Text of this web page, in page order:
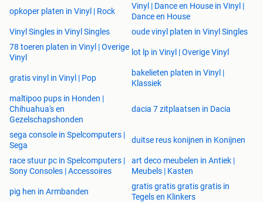
opkoper platen in Vinyl | Rock
Vinyl | Dance en House in Vinyl |
Dance en House
Vinyl Singles in Vinyl Singles
oude vinyl platen in Vinyl Singles
78 toeren platen in Vinyl | Overige
Vinyl
lot lp in Vinyl | Overige Vinyl
gratis vinyl in Vinyl | Pop
bakelieten platen in Vinyl |
Klassiek
maltipoo pups in Honden |
Chihuahua's en
Gezelschapshonden
dacia 7 zitplaatsen in Dacia
sega console in Spelcomputers |
Sega
duitse reus konijnen in Konijnen
race stuur pc in Spelcomputers |
Sony Consoles | Accessoires
art deco meubelen in Antiek |
Meubels | Kasten
pig hen in Armbanden
gratis gratis gratis gratis in
Tegels en Klinkers